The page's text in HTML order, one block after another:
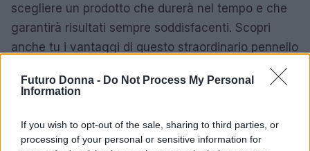
Futuro Donna - Do Not Process My Personal
Information
If you wish to opt-out of the sale, sharing to third parties, or
processing of your personal or sensitive information for
scegliere un prodotto che durerà nel tempo e che
garantirà risultati sempre soddisfacenti. Scopri
anche tu i vantaggi di questo straordinario pennello
AUTORE
Staff